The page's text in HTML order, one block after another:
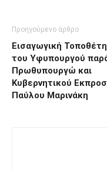
Προηγούμενο άρθρο
Εισαγωγική
του Υφυπουργού
Πρωθυπουργώ και
Κυβερνητικού
Παύλου Μαρινάκη